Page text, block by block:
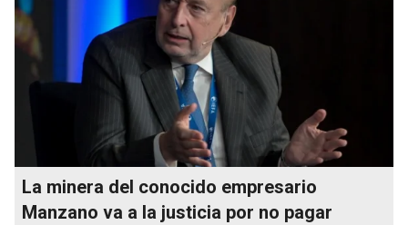
La minera del conocido empresario
Manzano va a la justicia por no pagar